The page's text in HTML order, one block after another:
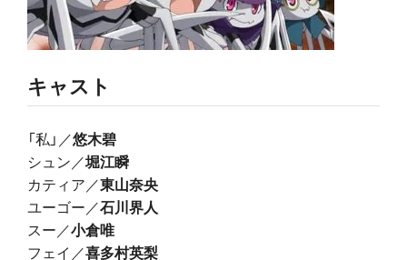
キャスト
「私」／悠木碧
シュン／堀江瞬
カティア／東山奈央
ユーゴー／石川界人
スー／小倉唯
フェイ／喜多村英梨